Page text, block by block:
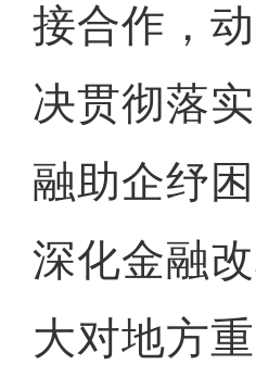
接合作，
决贯彻落
融助企纾
深化金融
大对地方